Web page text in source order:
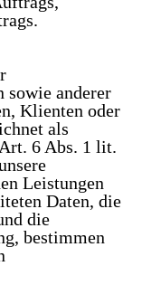
sowie anderer
Klienten oder
als
6 Abs. 1 lit.
Leistungen
Daten, die
die
bestimmen